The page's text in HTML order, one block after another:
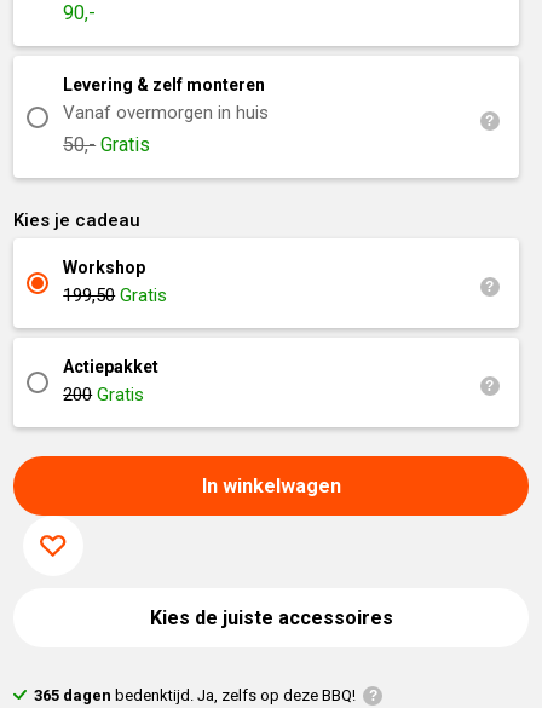
90,-
Levering & zelf monteren
Vanaf overmorgen in huis
50,- Gratis
Kies je cadeau
Workshop
199,50Gratis
Actiepakket
200Gratis
In winkelwagen
Kies de juiste accessoires
365 dagen bedenktijd. Ja, zelfs op deze BBQ!